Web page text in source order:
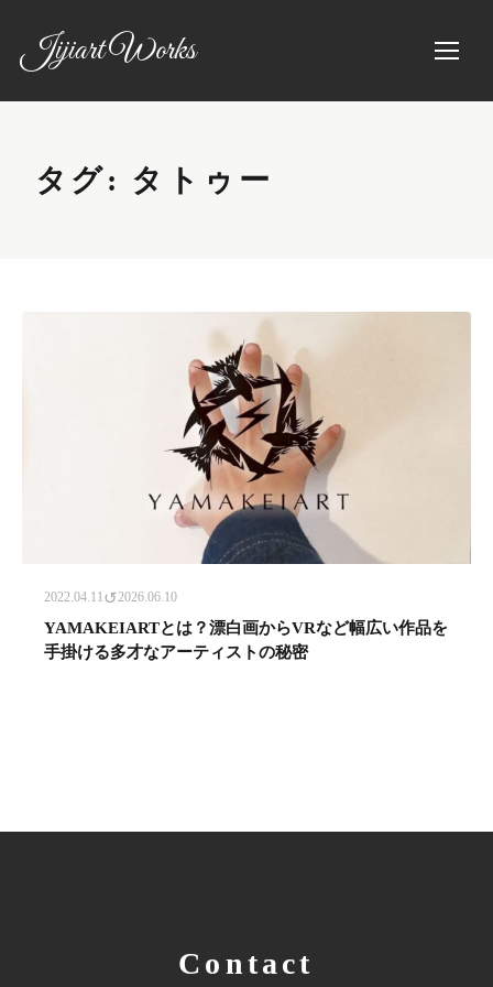
Jijiart Works
タグ: タトゥー
2022.04.11↺2026.06.10
YAMAKEIARTとは？漂白画からVRなど幅広い作品を
手掛ける多才なアーティストの秘密
Contact